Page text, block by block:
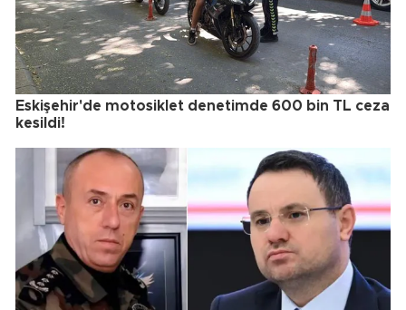
Eskişehir'de motosiklet denetimde 600 bin TL ceza
kesildi!